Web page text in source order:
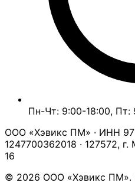
Пн-Чт: 9:00-18:00, Пт:
ООО «Хэвикс ПМ» · ИНН
1247700362018 · 127572, г.
16
© 2026 ООО «Хэвикс ПМ».